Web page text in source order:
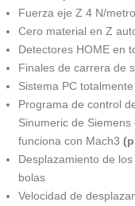
Fuerza eje Z 4 N/metro
Cero material en Z
Detectores HOME en
Finales de carrera de
Sistema PC
Programa de control
Sinumeric de
funciona con Mach3
Desplazamiento de
bolas
Velocidad de